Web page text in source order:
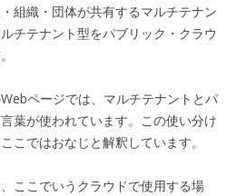
組織・団体が共有するマルチテナン
チテナント型をパブリック・クラウ
ページでは、マルチテナントとパ
葉が使われています。この使い分け
こではおなじと解釈しています。
ここでいうクラウドで使用する場